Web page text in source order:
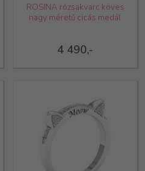
4 490,-
ROSINA rózsakvarc köves
nagy méretű cicás medál